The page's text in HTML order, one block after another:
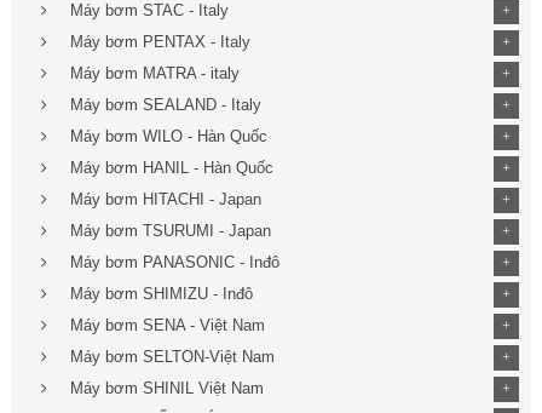
Máy bơm STAC - Italy +
Máy bơm PENTAX - Italy +
Máy bơm MATRA - italy +
Máy bơm SEALAND - Italy +
Máy bơm WILO - Hàn Quốc +
Máy bơm HANIL - Hàn Quốc +
Máy bơm HITACHI - Japan +
Máy bơm TSURUMI - Japan +
Máy bơm PANASONIC - Inđô +
Máy bơm SHIMIZU - Inđô +
Máy bơm SENA - Việt Nam +
Máy bơm SELTON-Việt Nam +
Máy bơm SHINIL Việt Nam +